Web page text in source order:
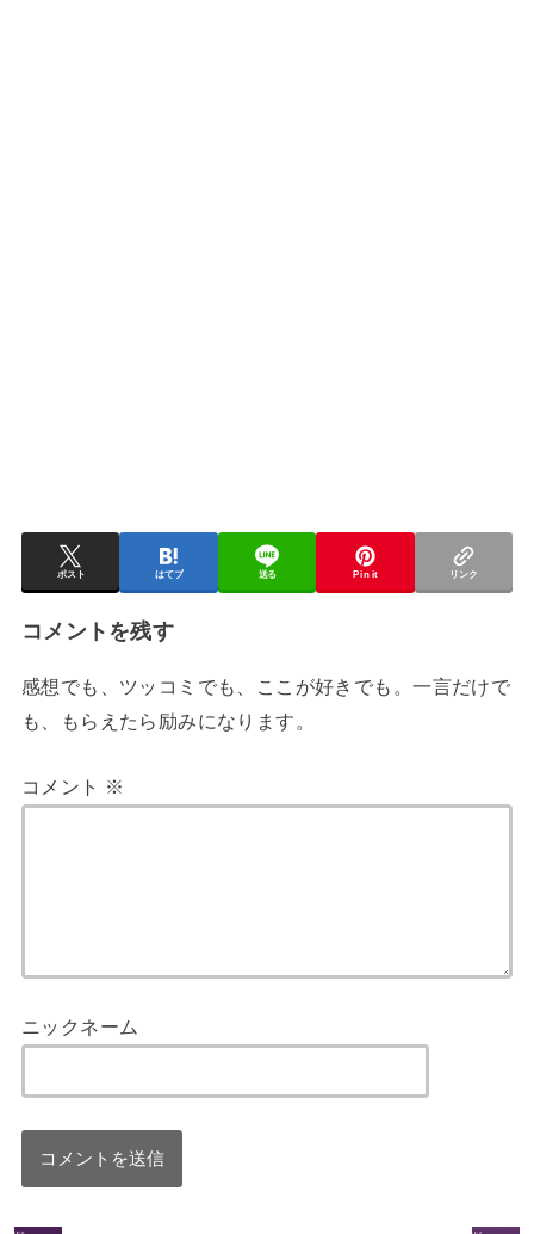
ポスト はてブ 送る Pin it リンク
コメントを残す
感想でも、ツッコミでも、ここが好きでも。一言だけで
も、もらえたら励みになります。
コメント ※
ニックネーム